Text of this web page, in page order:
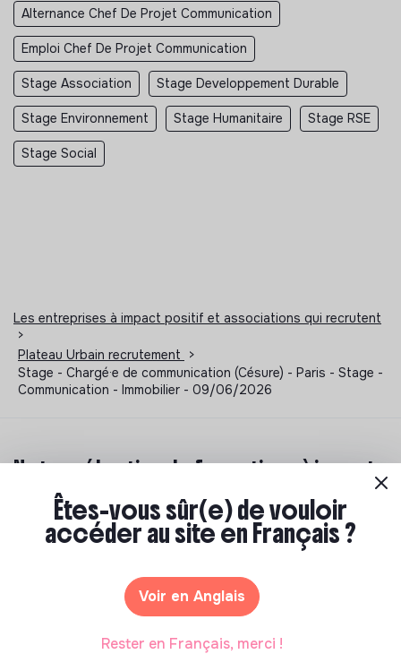
Alternance Chef De Projet Communication
Emploi Chef De Projet Communication
Stage Association Stage Developpement Durable
Stage Environnement Stage Humanitaire Stage RSE
Stage Social
Les entreprises à impact positif et associations qui recrutent
>
Plateau Urbain recrutement
>
Stage - Chargé·e de communication (Césure) - Paris - Stage -
Communication - Immobilier - 09/06/2026
Notre sélection de formations à impact
Tu souhaites te réorienter mais tu ne sais pas par où
commencer ? Pas de panique, on te propose une
sélection de formations aux métiers de la transition
Êtes-vous sûr(e) de vouloir
accéder au site en Français ?
Voir en Anglais
Rester en Français, merci !